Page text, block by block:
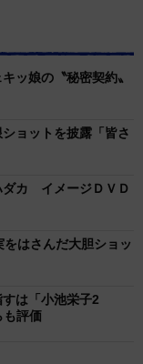
ッ娘の〝秘密契約〟
ョットを披露「皆さ
ダカ イメージＤＶＤ
はさんだ大胆ショッ
は「小池栄子2
評価